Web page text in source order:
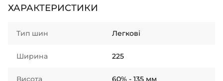
ХАРАКТЕРИСТИКИ
Тип шин Легкові
Ширина 225
Висота 60% - 135 мм